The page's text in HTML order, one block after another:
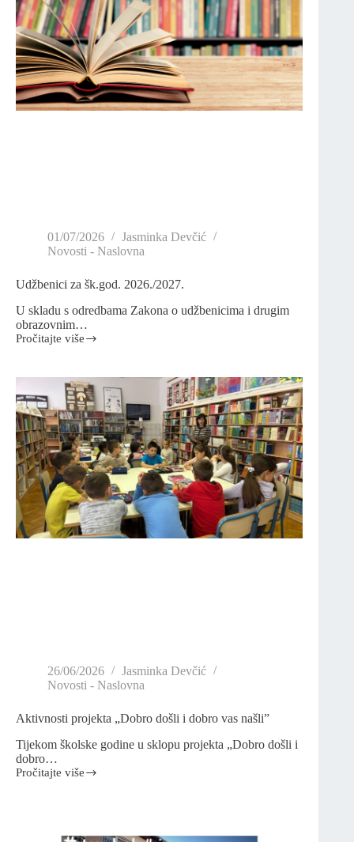
01/07/2026
Jasminka Devčić
Novosti - Naslovna
Udžbenici za šk.god. 2026./2027.
U skladu s odredbama Zakona o udžbenicima i drugim
obrazovnim…
Pročitajte više
26/06/2026
Jasminka Devčić
Novosti - Naslovna
Aktivnosti projekta „Dobro došli i dobro vas našli”
Tijekom školske godine u sklopu projekta „Dobro došli i
dobro…
Pročitajte više